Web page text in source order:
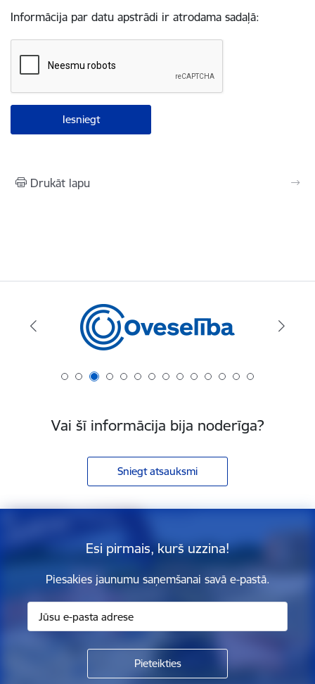
Informācija par datu apstrādi ir atrodama sadaļā:
Drukāt lapu
Vai šī informācija bija noderīga?
Sniegt atsauksmi
Esi pirmais, kurš uzzina!
Piesakies jaunumu saņemšanai savā e-pastā.